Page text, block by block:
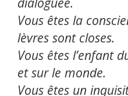
Vous êtes la
lèvres sont closes.
Vous êtes l’enfant
et sur le monde.
Vous êtes un